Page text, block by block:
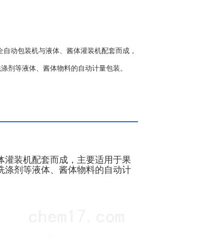
动包装机与液体、酱体灌装机配套而成，
剂等液体、酱体物料的自动计量包装。
灌装机配套而成，主要适用于果
涤剂等液体、酱体物料的自动计